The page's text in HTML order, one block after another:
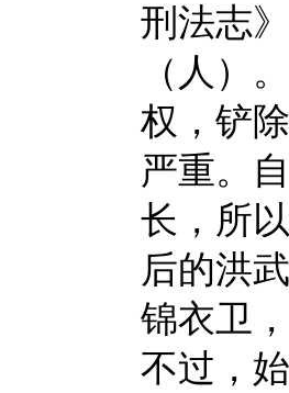
刑法志
（人）
权，铲
严重。
长，所
后的洪
锦衣卫
不过，